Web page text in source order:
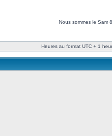
Nous sommes le Sam
Heures au format UTC + 1